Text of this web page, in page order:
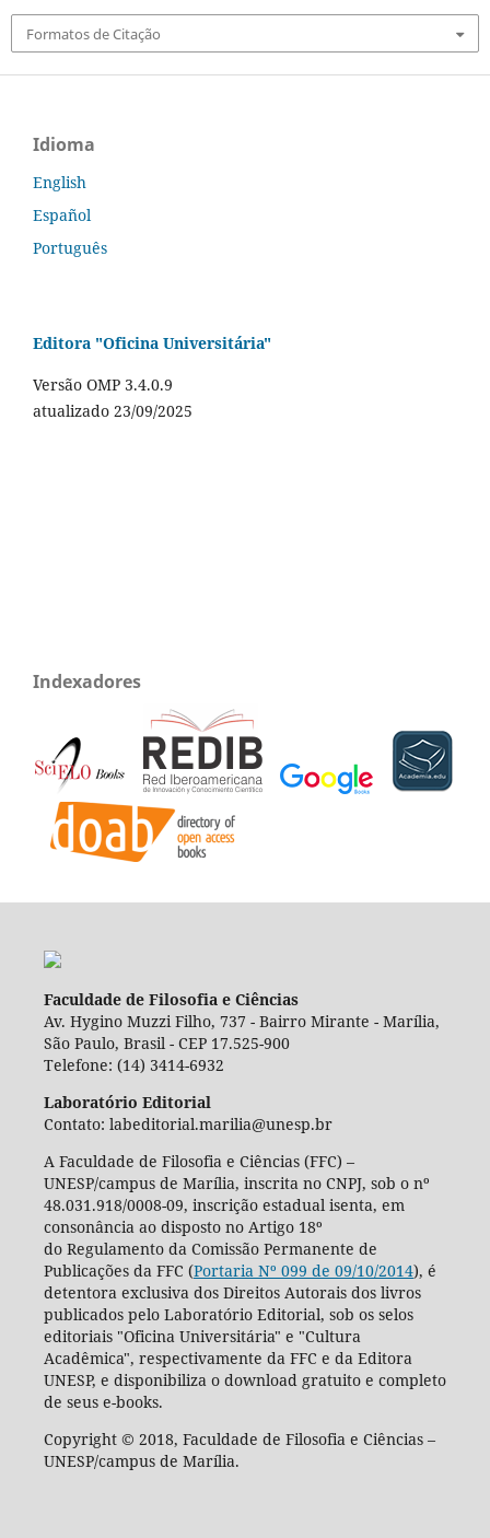
Formatos de Citação
Idioma
English
Español
Português
Editora "Oficina Universitária"
Versão OMP 3.4.0.9
atualizado 23/09/2025
Indexadores
Faculdade de Filosofia e Ciências
Av. Hygino Muzzi Filho, 737 - Bairro Mirante - Marília,
São Paulo, Brasil - CEP 17.525-900
Telefone: (14) 3414-6932
Laboratório Editorial
Contato: labeditorial.marilia@unesp.br
A Faculdade de Filosofia e Ciências (FFC) –
UNESP/campus de Marília, inscrita no CNPJ, sob o nº
48.031.918/0008-09, inscrição estadual isenta, em
consonância ao disposto no Artigo 18º
do Regulamento da Comissão Permanente de
Publicações da FFC (Portaria Nº 099 de 09/10/2014), é
detentora exclusiva dos Direitos Autorais dos livros
publicados pelo Laboratório Editorial, sob os selos
editoriais "Oficina Universitária" e "Cultura
Acadêmica", respectivamente da FFC e da Editora
UNESP, e disponibiliza o download gratuito e completo
de seus e-books.
Copyright © 2018, Faculdade de Filosofia e Ciências –
UNESP/campus de Marília.